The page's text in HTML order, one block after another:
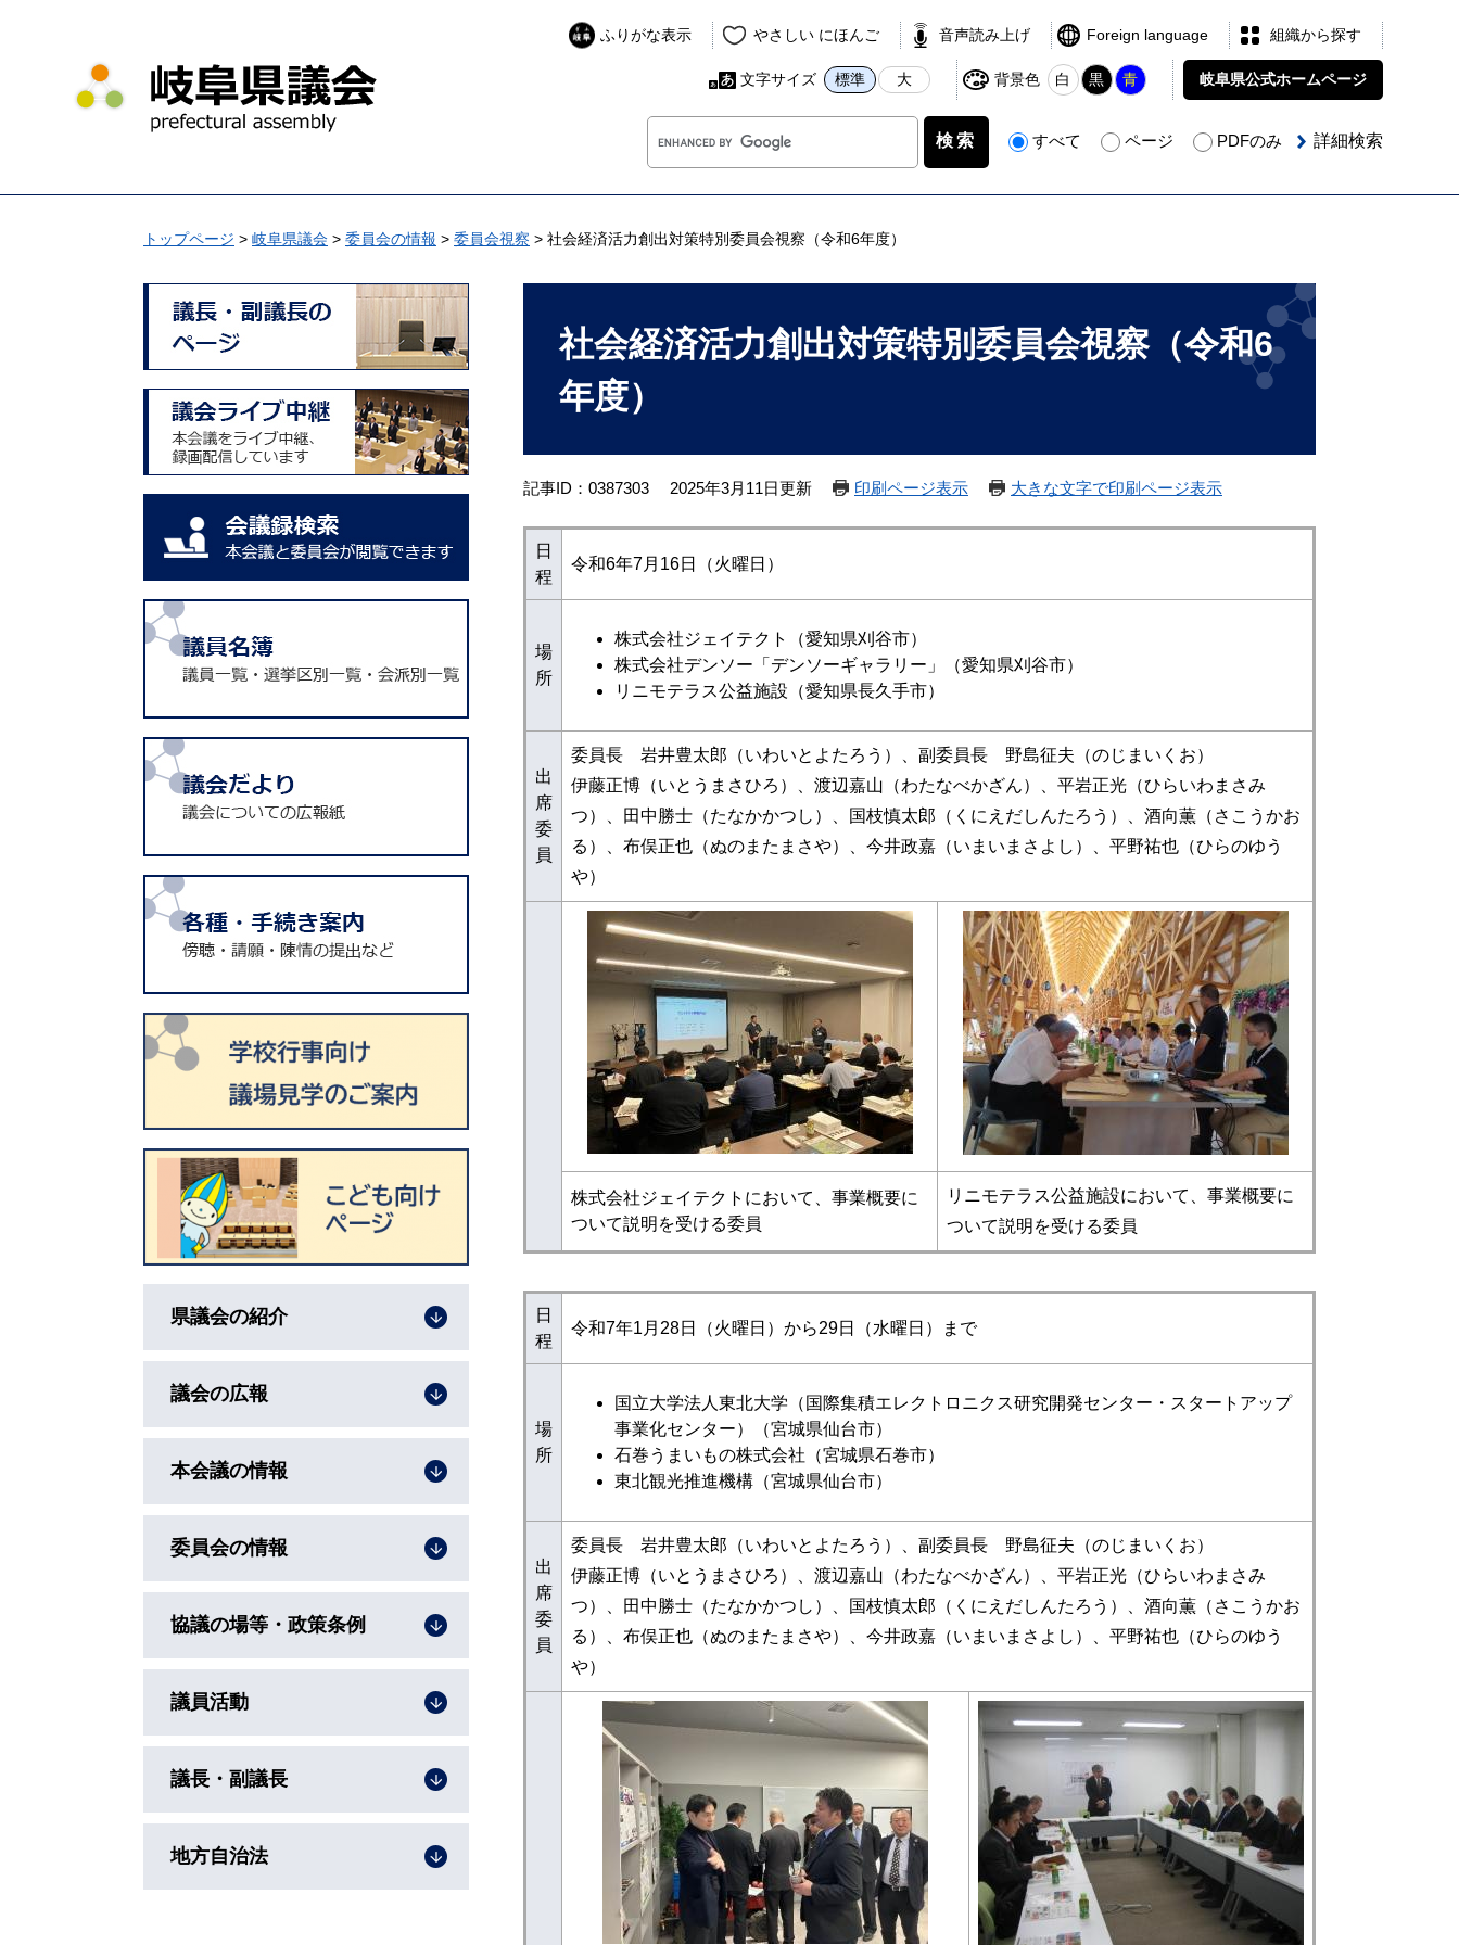
す
し
ふりがな表示 やさしい にほんご 音声読み上げ Foreign language 組織から探す
文字サイズ 標準 大 背景色 白 黒 青 岐阜県公式ホームページ
l
カ
タ
ム
すべて ページ PDFのみ 詳細検索
トップページ > 岐阜県議会 > 委員会の情報 > 委員会視察 > 社会経済活力創出対策特別委員会視察（令和6年度）
社会経済活力創出対策特別委員会視察（令和6
年度）
記事ID：0387303 2025年3月11日更新 印刷ページ表示 大きな文字で印刷ページ表示
日
程
令和6年7月16日（火曜日）
場
所
株式会社ジェイテクト（愛知県刈谷市）
株式会社デンソー「デンソーギャラリー」（愛知県刈谷市）
リニモテラス公益施設（愛知県長久手市）
出
席
委
員
委員長 岩井豊太郎（いわいとよたろう）、副委員長 野島征夫（のじまいくお）
伊藤正博（いとうまさひろ）、渡辺嘉山（わたなべかざん）、平岩正光（ひらいわまさみ
つ）、田中勝士（たなかかつし）、国枝慎太郎（くにえだしんたろう）、酒向薫（さこうかお
る）、布俣正也（ぬのまたまさや）、今井政嘉（いまいまさよし）、平野祐也（ひらのゆう
や）
株式会社ジェイテクトにおいて、事業概要に
ついて説明を受ける委員
リニモテラス公益施設において、事業概要に
ついて説明を受ける委員
日
程
令和7年1月28日（火曜日）から29日（水曜日）まで
場
所
国立大学法人東北大学（国際集積エレクトロニクス研究開発センター・スタートアップ
事業化センター）（宮城県仙台市）
石巻うまいもの株式会社（宮城県石巻市）
東北観光推進機構（宮城県仙台市）
出
席
委
員
委員長 岩井豊太郎（いわいとよたろう）、副委員長 野島征夫（のじまいくお）
伊藤正博（いとうまさひろ）、渡辺嘉山（わたなべかざん）、平岩正光（ひらいわまさみ
つ）、田中勝士（たなかかつし）、国枝慎太郎（くにえだしんたろう）、酒向薫（さこうかお
る）、布俣正也（ぬのまたまさや）、今井政嘉（いまいまさよし）、平野祐也（ひらのゆう
や）
県議会の紹介
議会の広報
本会議の情報
委員会の情報
協議の場等・政策条例
議員活動
議長・副議長
地方自治法